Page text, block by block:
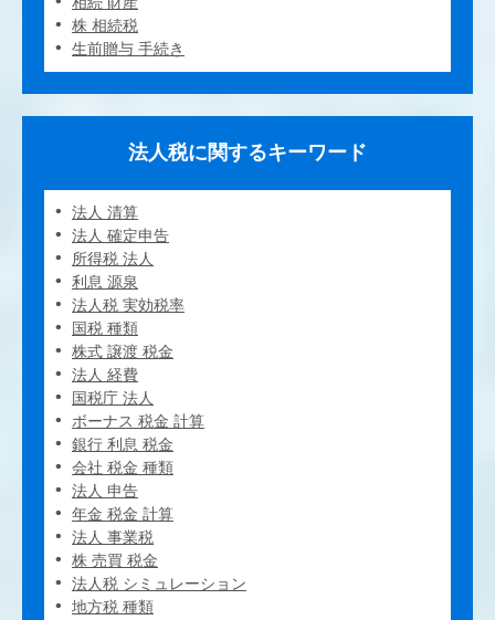
株 相続税
生前贈与 手続き
法人税に関するキーワード
法人 清算
法人 確定申告
所得税 法人
利息 源泉
法人税 実効税率
国税 種類
株式 譲渡 税金
法人 経費
国税庁 法人
ボーナス 税金 計算
銀行 利息 税金
会社 税金 種類
法人 申告
年金 税金 計算
法人 事業税
株 売買 税金
法人税 シミュレーション
地方税 種類